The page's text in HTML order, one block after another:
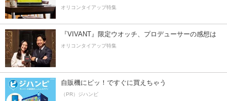
オリコンタイアップ特集
『VIVANT』限定ウオッチ、プロデューサーの感想は
オリコンタイアップ特集
自販機にピッ！ですぐに買えちゃう
（PR）ジハンピ